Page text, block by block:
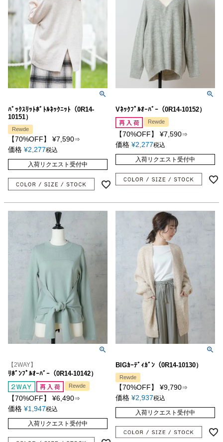
ﾊﾞｯｸｽﾘｯﾄﾎﾞﾄﾙﾈｯｸﾆｯﾄ（0R14-
10151）
Rewde
【70%OFF】 ¥7,590⇒
価格 ¥2,277税込
入荷リクエスト受付中
Vﾈｯｸﾌﾟﾙｵｰﾊﾞｰ（0R14-10152）
Rewde
【70%OFF】 ¥7,590⇒
価格 ¥2,277税込
入荷リクエスト受付中
【2WAY】
ﾘﾎﾞﾝﾌﾟﾙｵｰﾊﾞｰ（0R14-10142）
Rewde
【70%OFF】 ¥6,490⇒
価格 ¥1,947税込
入荷リクエスト受付中
BIGｶｰﾃﾞｨｶﾞﾝ（0R14-10130）
Rewde
【70%OFF】 ¥9,790⇒
価格 ¥2,937税込
入荷リクエスト受付中